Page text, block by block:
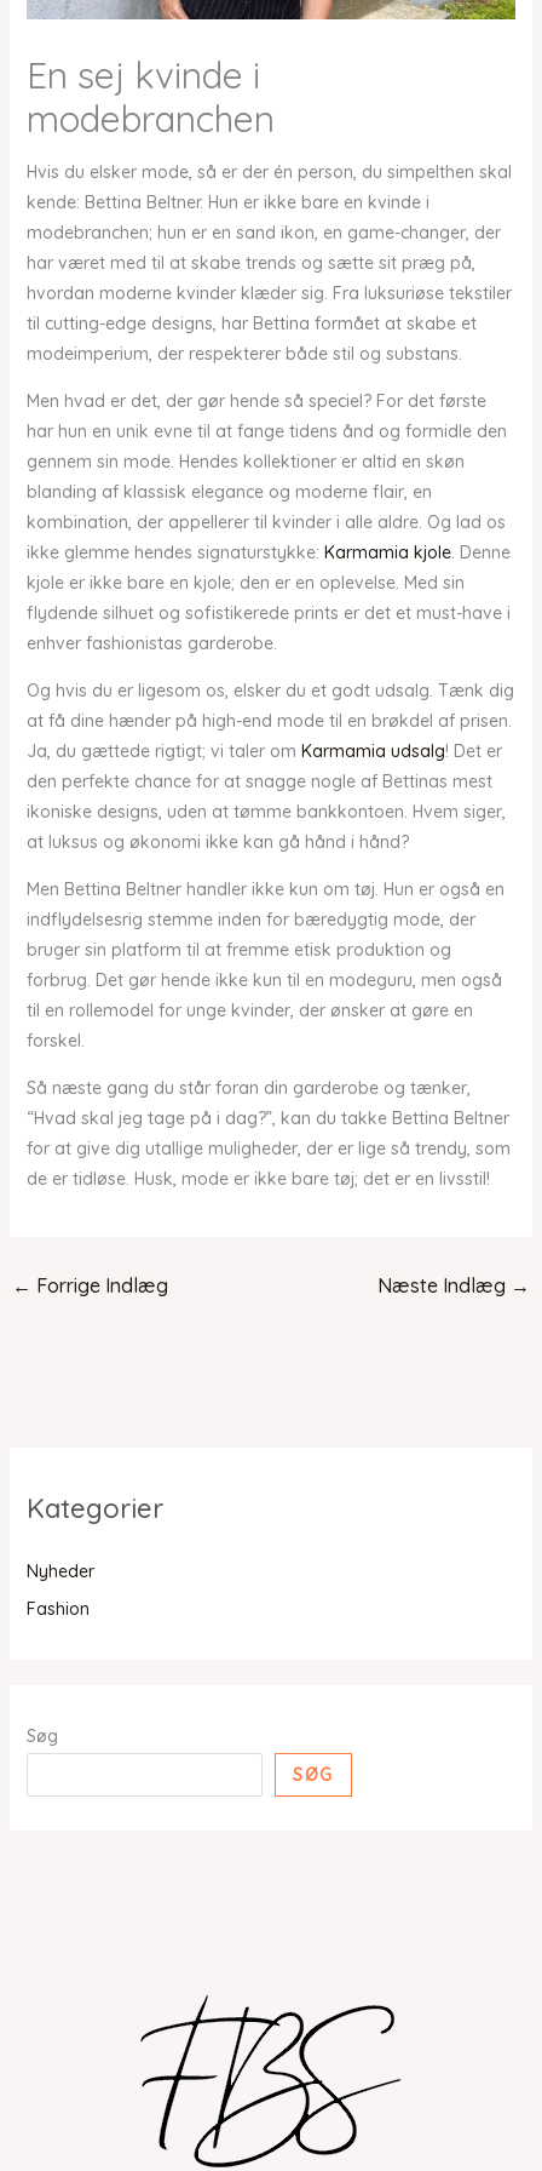
Kategorier
Nyheder
Fashion
Søg
SØG
En sej kvinde i
modebranchen
Hvis du elsker mode, så er der én person, du simpelthen skal
kende: Bettina Beltner. Hun er ikke bare en kvinde i
modebranchen; hun er en sand ikon, en game-changer, der
har været med til at skabe trends og sætte sit præg på,
hvordan moderne kvinder klæder sig. Fra luksuriøse tekstiler
til cutting-edge designs, har Bettina formået at skabe et
modeimperium, der respekterer både stil og substans.
Men hvad er det, der gør hende så speciel? For det første
har hun en unik evne til at fange tidens ånd og formidle den
gennem sin mode. Hendes kollektioner er altid en skøn
blanding af klassisk elegance og moderne flair, en
kombination, der appellerer til kvinder i alle aldre. Og lad os
ikke glemme hendes signaturstykke: Karmamia kjole. Denne
kjole er ikke bare en kjole; den er en oplevelse. Med sin
flydende silhuet og sofistikerede prints er det et must-have i
enhver fashionistas garderobe.
Og hvis du er ligesom os, elsker du et godt udsalg. Tænk dig
at få dine hænder på high-end mode til en brøkdel af prisen.
Ja, du gættede rigtigt; vi taler om Karmamia udsalg! Det er
den perfekte chance for at snagge nogle af Bettinas mest
ikoniske designs, uden at tømme bankkontoen. Hvem siger,
at luksus og økonomi ikke kan gå hånd i hånd?
Men Bettina Beltner handler ikke kun om tøj. Hun er også en
indflydelsesrig stemme inden for bæredygtig mode, der
bruger sin platform til at fremme etisk produktion og
forbrug. Det gør hende ikke kun til en modeguru, men også
til en rollemodel for unge kvinder, der ønsker at gøre en
forskel.
Så næste gang du står foran din garderobe og tænker,
“Hvad skal jeg tage på i dag?”, kan du takke Bettina Beltner
for at give dig utallige muligheder, der er lige så trendy, som
de er tidløse. Husk, mode er ikke bare tøj; det er en livsstil!
← Forrige Indlæg Næste Indlæg →